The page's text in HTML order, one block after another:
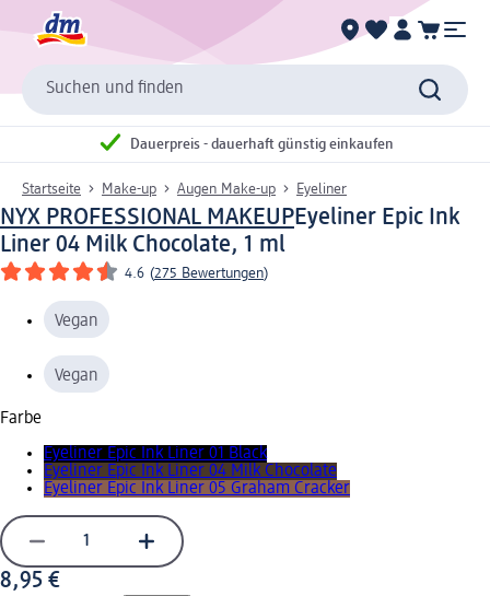
Suchen und finden
Dauerpreis - dauerhaft günstig einkaufen
Startseite Make-up Augen Make-up Eyeliner
NYX PROFESSIONAL MAKEUPEyeliner Epic Ink
Liner 04 Milk Chocolate, 1 ml
4.6 (275 Bewertungen)
Vegan
Vegan
Farbe
Eyeliner Epic Ink Liner 01 Black
Eyeliner Epic Ink Liner 04 Milk Chocolate
Eyeliner Epic Ink Liner 05 Graham Cracker
8,95 €